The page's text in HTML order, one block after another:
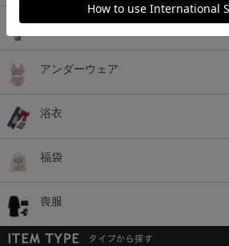
ファッショングッズ
アンダーウェア
浴衣
福袋
喪服